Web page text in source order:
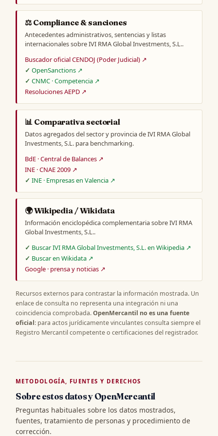
⚖️ Compliance & sanciones
Antecedentes administrativos, sentencias y listas
internacionales sobre IVI RMA Global Investments, S.L..
Buscador oficial CENDOJ (Poder Judicial) ↗
OpenSanctions ↗
CNMC · Competencia ↗
Resoluciones AEPD ↗
📊 Comparativa sectorial
Datos agregados del sector y provincia de IVI RMA Global
Investments, S.L. para benchmarking.
BdE · Central de Balances ↗
INE · CNAE 2009 ↗
INE · Empresas en Valencia ↗
🌍 Wikipedia / Wikidata
Información enciclopédica complementaria sobre IVI RMA
Global Investments, S.L..
Buscar IVI RMA Global Investments, S.L. en Wikipedia ↗
Buscar en Wikidata ↗
Google · prensa y noticias ↗
Recursos externos para contrastar la información mostrada. Un
enlace de consulta no representa una integración ni una
coincidencia comprobada.OpenMercantil no es una fuente
oficial: para actos jurídicamente vinculantes consulta siempre el
Registro Mercantil competente o certificaciones del registrador.
METODOLOGÍA, FUENTES Y DERECHOS
Sobre estos datos y OpenMercantil
Preguntas habituales sobre los datos mostrados,
fuentes, tratamiento de personas y procedimiento de
corrección.